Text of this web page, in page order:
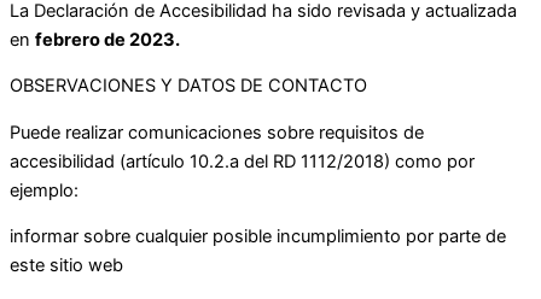
La Declaración de Accesibilidad ha sido revisada y actualizada
en febrero de 2023.
OBSERVACIONES Y DATOS DE CONTACTO
Puede realizar comunicaciones sobre requisitos de
accesibilidad (artículo 10.2.a del RD 1112/2018) como por
ejemplo:
informar sobre cualquier posible incumplimiento por parte de
este sitio web